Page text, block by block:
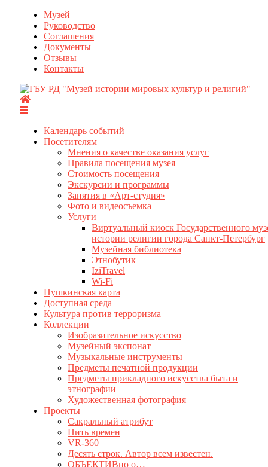
Перейти
содержимому
Музей
Руководство
Соглашения
Документы
Отзывы
Контакты
Календарь событий
Посетителям
Мнения о качестве оказания услуг
Правила посещения музея
Стоимость посещения
Экскурсии и программы
Занятия в «Арт-студия»
Фото и видеосъемка
Услуги
Виртуальный киоск Государственного
истории религии города Санкт-Петербург
Музейная библиотека
Этнобутик
IziTravel
Wi-Fi
Пушкинская карта
Доступная среда
Культура против терроризма
Коллекции
Изобразительное искусство
Музейный экспонат
Музыкальные инструменты
Предметы печатной продукции
Предметы прикладного искусства быта и
этнографии
Художественная фотография
Проекты
Сакральный атрибут
Нить времен
VR-360
Десять строк. Автор всем известен.
ОБЪЕКТИВно о…